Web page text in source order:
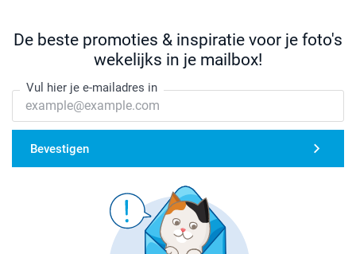
De beste promoties & inspiratie voor je foto's
wekelijks in je mailbox!
Vul hier je e-mailadres in
Bevestigen